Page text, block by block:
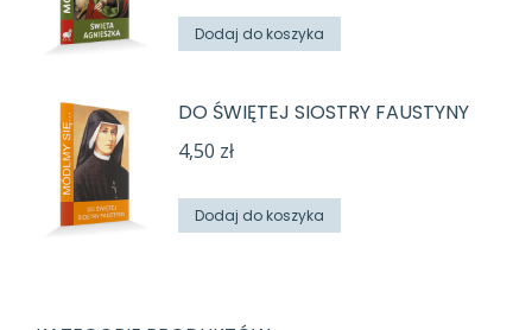
Dodaj do koszyka
DO ŚWIĘTEJ SIOSTRY FAUSTYNY
4,50 zł
Dodaj do koszyka